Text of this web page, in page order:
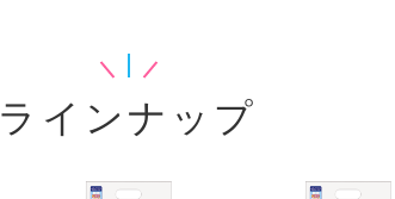
ラインナップ